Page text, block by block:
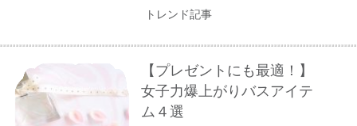
トレンド記事
【プレゼントにも最適！】
女子力爆上がりバスアイテ
ム４選